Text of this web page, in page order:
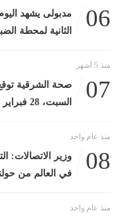
06
مدبولى يشهد
الثانية لمحطة
منذ 5 أشهر
07
السبت، 28 فبراير 2026 09:18 مـ
منذ عام واحد
08
وزير الاتصالات:
في العالم من
منذ عام واحد